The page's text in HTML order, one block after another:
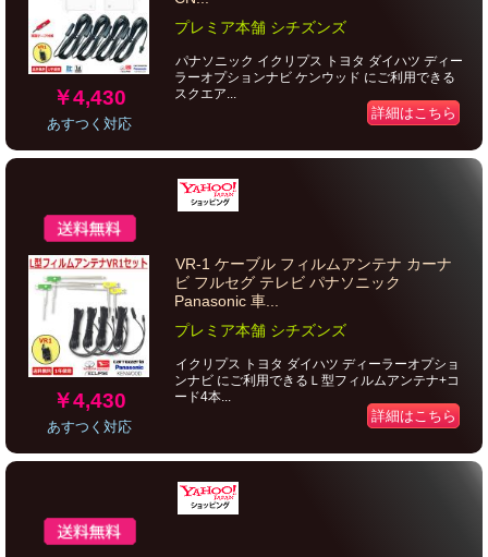
￥4,430
あすつく対応
プレミア本舗 シチズンズ
パナソニック イクリプス トヨタ ダイハツ ディー
ラーオプションナビ ケンウッド にご利用できる
スクエア...
詳細はこちら
￥4,430
あすつく対応
VR-1 ケーブル フィルムアンテナ カーナ
ビ フルセグ テレビ パナソニック
Panasonic 車...
プレミア本舗 シチズンズ
イクリプス トヨタ ダイハツ ディーラーオプショ
ンナビ にご利用できるＬ型フィルムアンテナ+コ
ード4本...
詳細はこちら